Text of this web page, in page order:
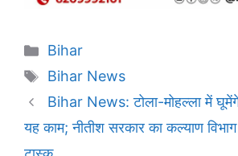
Categories
Bihar
Tags
Bihar News
Bihar News: टोला-मोहल्ला में
यह काम; नीतीश सरकार का कल्याण